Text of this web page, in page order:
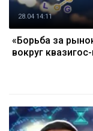
28.04 14:11
«Борьба за
вокруг